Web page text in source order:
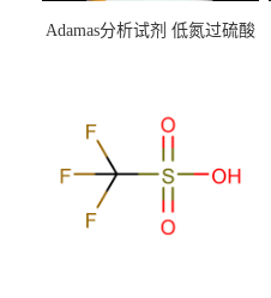
Adamas分析试剂 低氮过硫酸
（泰坦现货供应）